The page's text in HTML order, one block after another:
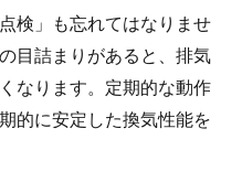
検」も忘れてはなりませ
目詰まりがあると、排気
なります。定期的な動作
的に安定した換気性能を